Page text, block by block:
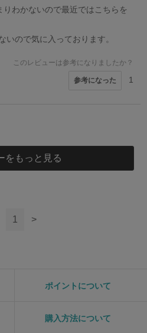
わかないので最近ではこちらを
いので気に入っております。
このレビューは参考になりましたか？
参考になった 1
をもっと見る
1 >
ポイントについて
購入方法について